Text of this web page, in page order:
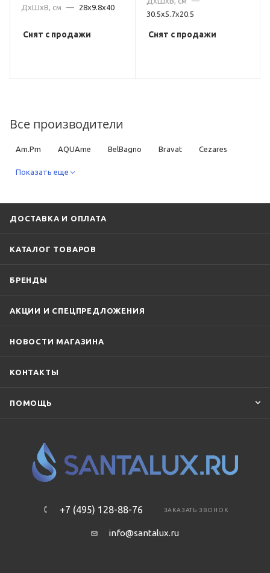
ДxШxВ, см
— 28x9.8x40
Снят с продажи
30.5x5.7x20.5
Снят с продажи
Все производители
Am.Pm AQUAme BelBagno Bravat Cezares
DQ Fixsen
Lemark Rav Slezak
Показать еще
ДОСТАВКА И ОПЛАТА
КАТАЛОГ ТОВАРОВ
БРЕНДЫ
АКЦИИ И СПЕЦПРЕДЛОЖЕНИЯ
НОВОСТИ МАГАЗИНА
КОНТАКТЫ
ПОМОЩЬ
+7 (495) 128-88-76 ЗАКАЗАТЬ ЗВОНОК
info@santalux.ru